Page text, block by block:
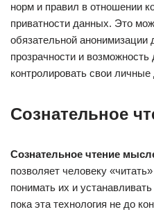
норм и правил в отношении
приватности данных. Это
обязательной анонимизации
прозрачности и
контролировать свои
Сознательное
Сознательное чтение
позволяет человеку
понимать их и
пока эта технология не до